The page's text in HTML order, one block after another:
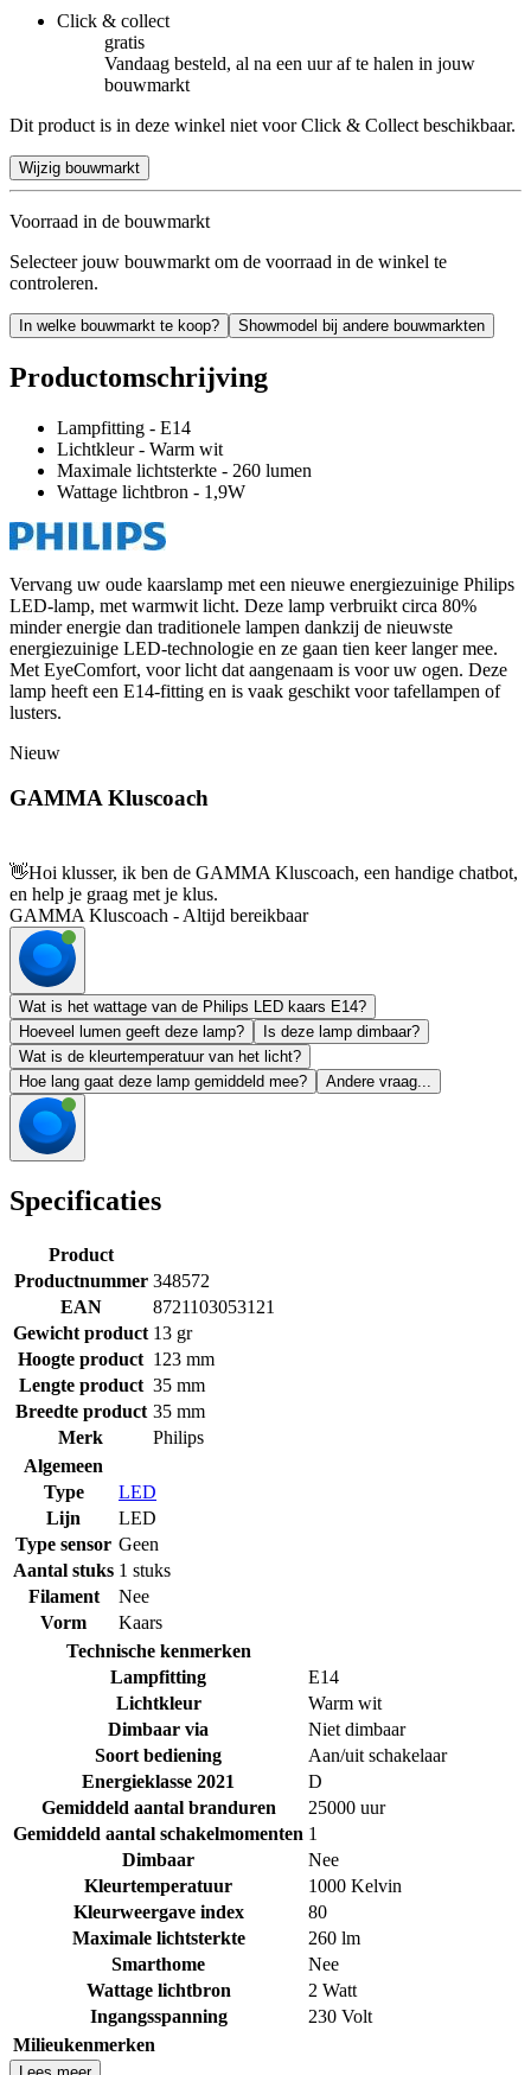
Click & collect
gratis
Vandaag besteld, al na een uur af te halen in jouw
bouwmarkt
Dit product is in deze winkel niet voor Click & Collect beschikbaar.
Wijzig bouwmarkt
Voorraad in de bouwmarkt
Selecteer jouw bouwmarkt om de voorraad in de winkel te
controleren.
In welke bouwmarkt te koop? Showmodel bij andere bouwmarkten
Productomschrijving
Lampfitting - E14
Lichtkleur - Warm wit
Maximale lichtsterkte - 260 lumen
Wattage lichtbron - 1,9W
Vervang uw oude kaarslamp met een nieuwe energiezuinige Philips
LED-lamp, met warmwit licht. Deze lamp verbruikt circa 80%
minder energie dan traditionele lampen dankzij de nieuwste
energiezuinige LED-technologie en ze gaan tien keer langer mee.
Met EyeComfort, voor licht dat aangenaam is voor uw ogen. Deze
lamp heeft een E14-fitting en is vaak geschikt voor tafellampen of
lusters.
Nieuw
GAMMA Kluscoach
👋Hoi klusser, ik ben de GAMMA Kluscoach, een handige chatbot,
en help je graag met je klus.
GAMMA Kluscoach - Altijd bereikbaar
Wat is het wattage van de Philips LED kaars E14?
Hoeveel lumen geeft deze lamp?
Is deze lamp dimbaar?
Wat is de kleurtemperatuur van het licht?
Hoe lang gaat deze lamp gemiddeld mee?
Andere vraag...
Specificaties
Product
Productnummer 348572
EAN
8721103053121
Gewicht product 13 gr
Hoogte product 123 mm
Lengte product 35 mm
Breedte product 35 mm
Merk
Philips
Algemeen
Type
LED
Lijn
LED
Type sensor Geen
Aantal stuks 1 stuks
Filament
Nee
Vorm
Kaars
Technische kenmerken
Lampfitting
E14
Lichtkleur
Warm wit
Dimbaar via
Niet dimbaar
Soort bediening
Aan/uit schakelaar
Energieklasse 2021
D
Gemiddeld aantal branduren
25000 uur
Gemiddeld aantal schakelmomenten 1
Dimbaar
Nee
Kleurtemperatuur
1000 Kelvin
Kleurweergave index
80
Maximale lichtsterkte
260 lm
Smarthome
Nee
Wattage lichtbron
2 Watt
Ingangsspanning
230 Volt
Milieukenmerken